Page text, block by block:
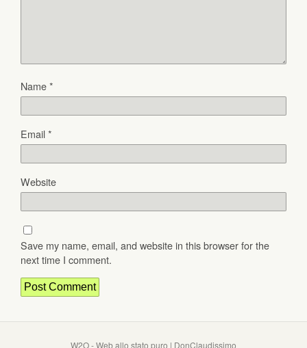
Name*
Email*
Website
Save my name, email, and website in this browser for the
next time I comment.
W2O - Web allo stato puro | DonClaudissimo